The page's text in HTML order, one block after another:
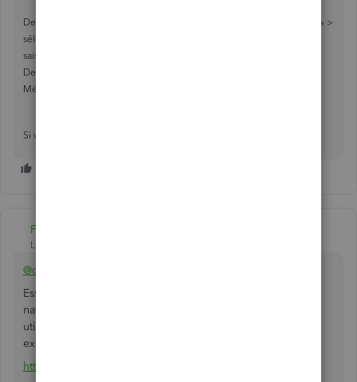
Demande de rappel : Cliquez Aide > envoyez le message « soutien » >
sélectionnez Nous rejoindre > cliquez Nous rejoindre à nouveau >
saisissez les détails de votre question et cliquez Parlons-en > cliquez
Demandez qu'on vous rappelle
Médias sociaux :
Si vous avez d’autres questions, n’hésitez pas à nous contacter ici.
Fiat Lux - ASIA
Level 14
@dboisvert-
Essayez d'ouvrir votre compte QBO sur n'importe quel
navigateur privé/incognito. Si la même erreur persiste,
utilisez MT Online ou l'un des outils de conversion (par
exemple, licence unique csv2qbo à 60 $).
https://www.moneythumb.com/?ref=110